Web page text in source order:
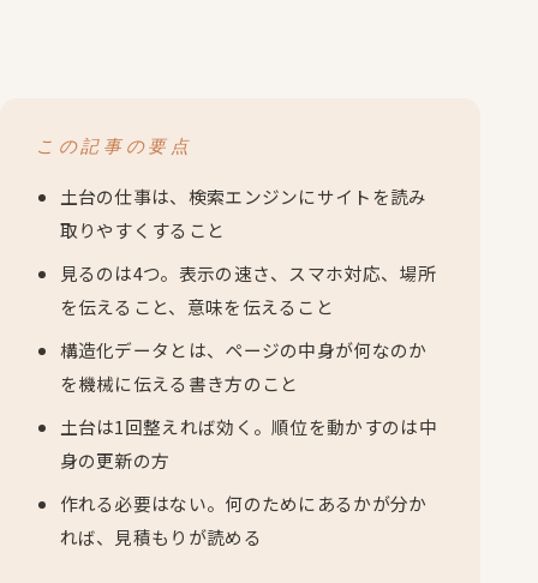
この記事の要点
土台の仕事は、検索エンジンにサイトを読み
取りやすくすること
見るのは4つ。表示の速さ、スマホ対応、場所
を伝えること、意味を伝えること
構造化データとは、ページの中身が何なのか
を機械に伝える書き方のこと
土台は1回整えれば効く。順位を動かすのは中
身の更新の方
作れる必要はない。何のためにあるかが分か
れば、見積もりが読める